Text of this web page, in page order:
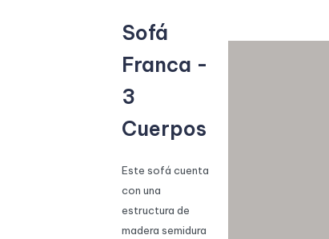
Sofá
Franca -
3
Cuerpos
Este sofá cuenta
con una
estructura de
madera semidura